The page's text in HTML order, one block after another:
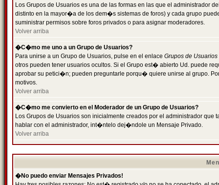
Los Grupos de Usuarios es una de las formas en las que el administrador
distinto en la mayor�a de los dem�s sistemas de foros) y cada grupo
suministrar permisos sobre foros privados o para asignar moderadores.
Volver arriba
�C�mo me uno a un Grupo de Usuarios?
Para unirse a un Grupo de Usuarios, pulse en el enlace Grupos de Usuarios
otros pueden tener usuarios ocultos. Si el Grupo est� abierto Ud. puede
aprobar su petici�n; pueden preguntarle porqu� quiere unirse al grupo.
motivos.
Volver arriba
�C�mo me convierto en el Moderador de un Grupo de Usuarios?
Los Grupos de Usuarios son inicialmente creados por el administrador
hablar con el administrador, int�ntelo dej�ndole un Mensaje Privado.
Volver arriba
�No puedo enviar Mensajes Privados!